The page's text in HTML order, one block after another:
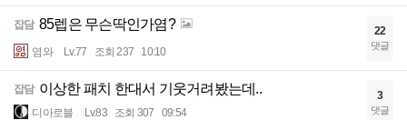
잡담 85렙은 무슨딱인가염?
염와 Lv.77 조회 237 10:10
22
댓글
잡담 이상한 패치 한대서 기웃거려봤는데..
디아로블 Lv.83 조회 307 09:54
3
댓글